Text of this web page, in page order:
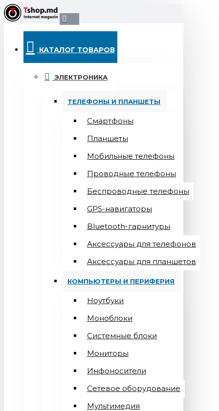
КАТАЛОГ ТОВАРОВ
ЭЛЕКТРОНИКА
ТЕЛЕФОНЫ И ПЛАНШЕТЫ
Смартфоны
Планшеты
Мобильные телефоны
Проводные телефоны
Беспроводные телефоны
GPS-навигаторы
Bluetooth-гарнитуры
Аксессуары для телефонов
Аксессуары для планшетов
КОМПЬЮТЕРЫ И ПЕРИФЕРИЯ
Ноутбуки
Моноблоки
Системные блоки
Мониторы
Инфоносители
Сетевое оборудование
Мультимедия